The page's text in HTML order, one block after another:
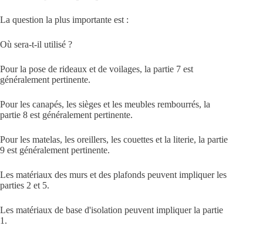
La question la plus importante est :
Où sera-t-il utilisé ?
Pour la pose de rideaux et de voilages, la partie 7 est
généralement pertinente.
Pour les canapés, les sièges et les meubles rembourrés, la
partie 8 est généralement pertinente.
Pour les matelas, les oreillers, les couettes et la literie, la partie
9 est généralement pertinente.
Les matériaux des murs et des plafonds peuvent impliquer les
parties 2 et 5.
Les matériaux de base d'isolation peuvent impliquer la partie
1.